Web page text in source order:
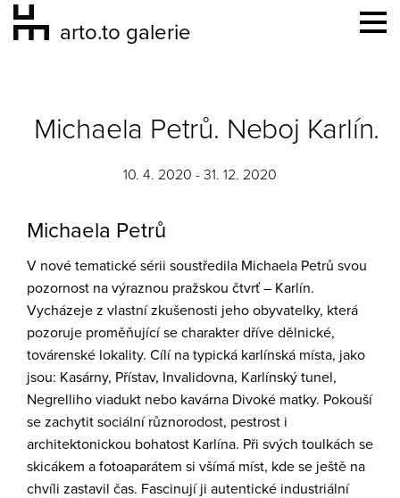
arto.to galerie
Michaela Petrů. Neboj Karlín.
10. 4. 2020 - 31. 12. 2020
Michaela Petrů
V nové tematické sérii soustředila Michaela Petrů svou
pozornost na výraznou pražskou čtvrť – Karlín.
Vycházeje z vlastní zkušenosti jeho obyvatelky, která
pozoruje proměňující se charakter dříve dělnické,
továrenské lokality. Cílí na typická karlínská místa, jako
jsou: Kasárny, Přístav, Invalidovna, Karlínský tunel,
Negrelliho viadukt nebo kavárna Divoké matky. Pokouší
se zachytit sociální různorodost, pestrost i
architektonickou bohatost Karlína. Při svých toulkách se
skicákem a fotoaparátem si všímá míst, kde se ještě na
chvíli zastavil čas. Fascinují ji autentické industriální